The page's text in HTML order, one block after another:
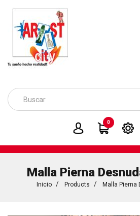
0
Malla Pierna
Inicio Products Malla Pierna